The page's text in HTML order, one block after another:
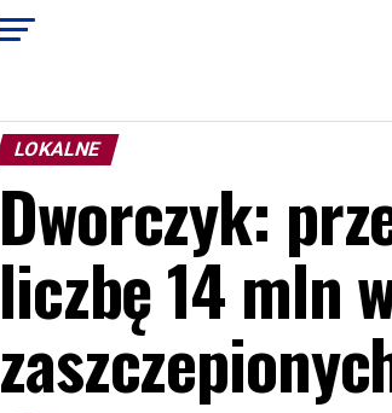
LOKALNE
Dworczyk:
liczbę 14 mln